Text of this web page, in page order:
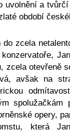
uvolnění a
období
zcela
zcela otevřeně
avšak na
opery,
která